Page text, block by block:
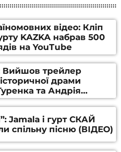
відео: Кліп
KAZKA набрав 500
на YouTube
Вийшов трейлер
драми
та Андрія
Jamala і гурт СКАЙ
спільну пісню (ВІДЕО)